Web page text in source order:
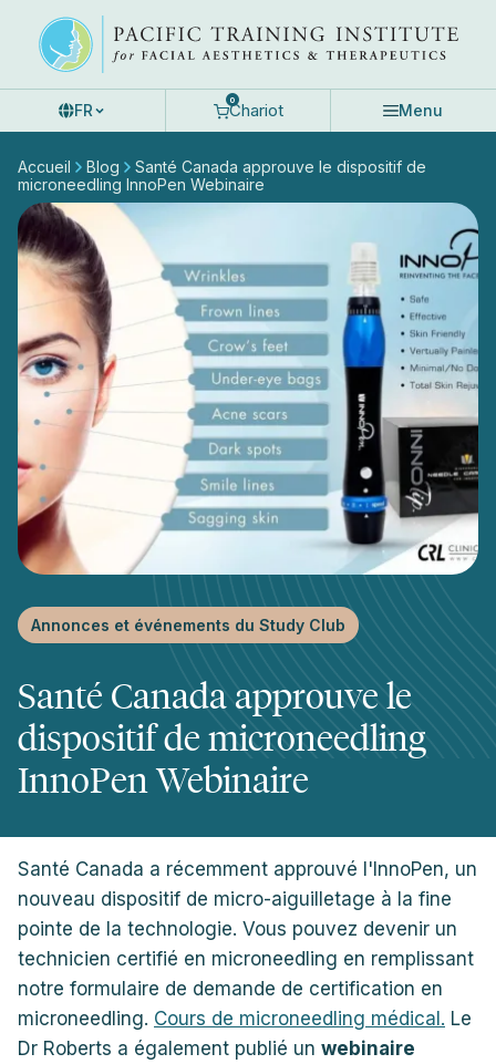
content
FR
0
Chariot Menu
Accueil Blog
Santé Canada approuve le dispositif de
microneedling InnoPen Webinaire
Annonces et événements du Study Club
Santé Canada approuve le
dispositif de microneedling
InnoPen Webinaire
Santé Canada a récemment approuvé l'InnoPen, un
nouveau dispositif de micro-aiguilletage à la fine
pointe de la technologie. Vous pouvez devenir un
technicien certifié en microneedling en remplissant
notre formulaire de demande de certification en
microneedling. Cours de microneedling médical. Le
Dr Roberts a également publié un webinaire